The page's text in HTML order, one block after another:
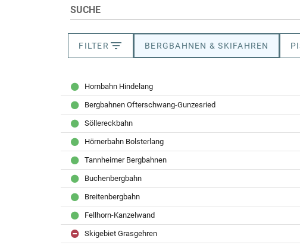
SUCHE
FILTER BERGBAHNEN & SKIFAHREN
Hornbahn Hindelang
Bergbahnen Ofterschwang-Gunzesried
Söllereckbahn
Hörnerbahn Bolsterlang
Tannheimer Bergbahnen
Buchenbergbahn
Breitenbergbahn
Fellhorn-Kanzelwand
Skigebiet Grasgehren